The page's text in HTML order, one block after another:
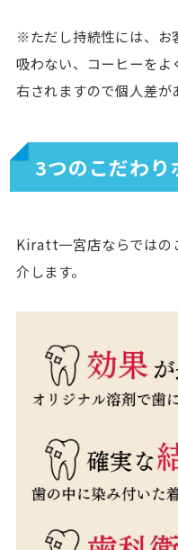
※ただし持続性には、お
吸わない、コーヒーを
右されますので個人差が
3つのこだわり
Kiratt一宮店ならではの
介します。